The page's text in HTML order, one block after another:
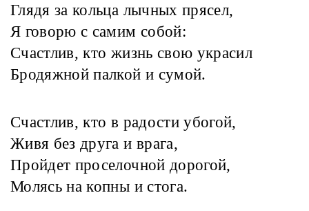
Глядя за кольца лычных прясел,
Я говорю с самим собой:
Счастлив, кто жизнь свою украсил
Бродяжной палкой и сумой.
Счастлив, кто в радости убогой,
Живя без друга и врага,
Пройдет проселочной дорогой,
Молясь на копны и стога.